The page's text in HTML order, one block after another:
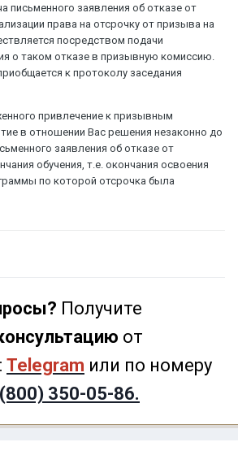
письменного заявления об отказе от
права на отсрочку от призыва на
посредством подачи
о таком отказе в призывную комиссию.
к протоколу заседания
привлечение к призывным
в отношении Вас решения незаконно до
заявления об отказе от
обучения, т.е. окончания освоения
по которой отсрочка была
Получите
от
Telegram или по номеру
350-05-86.